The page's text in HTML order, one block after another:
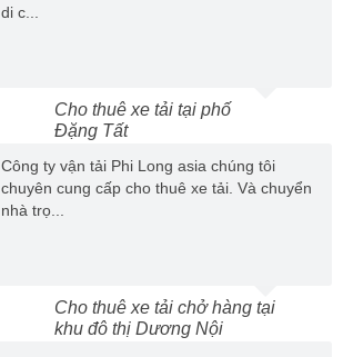
di c...
Cho thuê xe tải tại phố
Đặng Tất
Công ty vận tải Phi Long asia chúng tôi
chuyên cung cấp cho thuê xe tải. Và chuyển
nhà trọ...
Cho thuê xe tải chở hàng tại
khu đô thị Dương Nội